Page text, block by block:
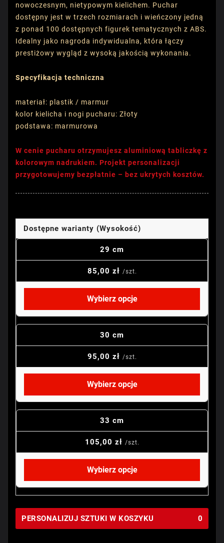
nowoczesnym, nietypowym kielichem. Puchar
dostępny jest w trzech rozmiarach i wieńczony jedną
z ponad 100 dostępnych figurek tematycznych z ABS.
Idealny jako nagroda indywidualna, która łączy
prestiżowy wygląd z wysoką jakością wykonania.
Specyfikacja techniczna
materiał: plastik / marmur
kolor kielicha i nogi pucharu: Złoty
podstawa: marmurowa
W cenie pucharu otrzymujesz aluminiową tabliczkę z
kolorowym nadrukiem. Projekt personalizacji
przygotowujemy bezpłatnie – bez ukrytych kosztów.
Dostępne warianty (Wysokość)
29 cm
85,00 zł /szt.
Wybierz opcje
30 cm
95,00 zł /szt.
Wybierz opcje
33 cm
105,00 zł /szt.
Wybierz opcje
PERSONALIZUJ SZTUKI W KOSZYKU 0